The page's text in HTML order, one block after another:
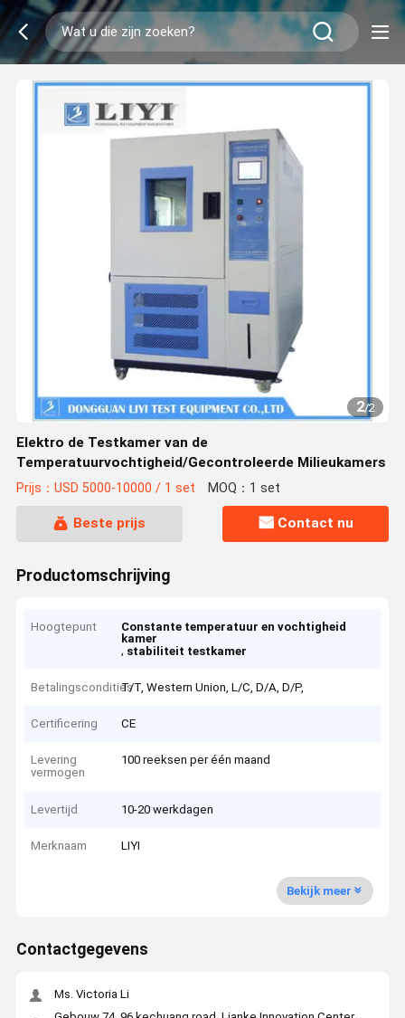
2/2
Elektro de Testkamer van de
Temperatuurvochtigheid/Gecontroleerde Milieukamers
Prijs：USD 5000-10000 / 1 set MOQ：1 set
Beste prijs Contact nu
Productomschrijving
Hoogtepunt
Constante temperatuur en vochtigheid
kamer
, stabiliteit testkamer
BetalingsconditiesT/T, Western Union, L/C, D/A, D/P,
Certificering CE
Levering
vermogen
100 reeksen per één maand
Levertijd 10-20 werkdagen
Merknaam LIYI
Bekijk meer
Contactgegevens
Ms. Victoria Li